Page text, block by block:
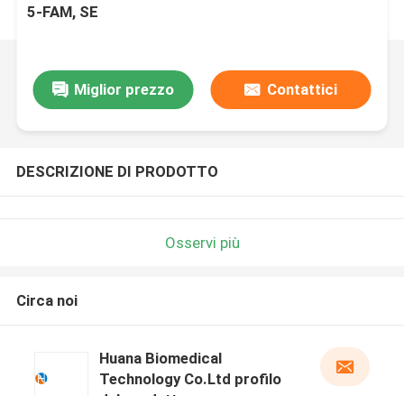
5-FAM, SE
Miglior prezzo Contattici
DESCRIZIONE DI PRODOTTO
Osservi più
Circa noi
Huana Biomedical
Technology Co.Ltd profilo